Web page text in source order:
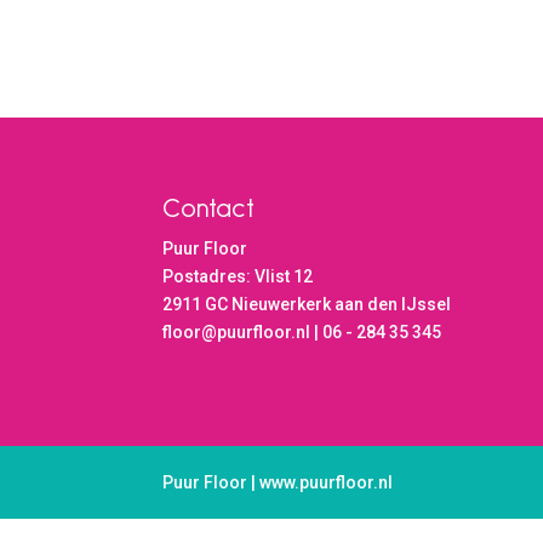
Contact
Puur Floor
Postadres: Vlist 12
2911 GC Nieuwerkerk aan den IJssel
floor@puurfloor.nl | 06 - 284 35 345
Puur Floor | www.puurfloor.nl